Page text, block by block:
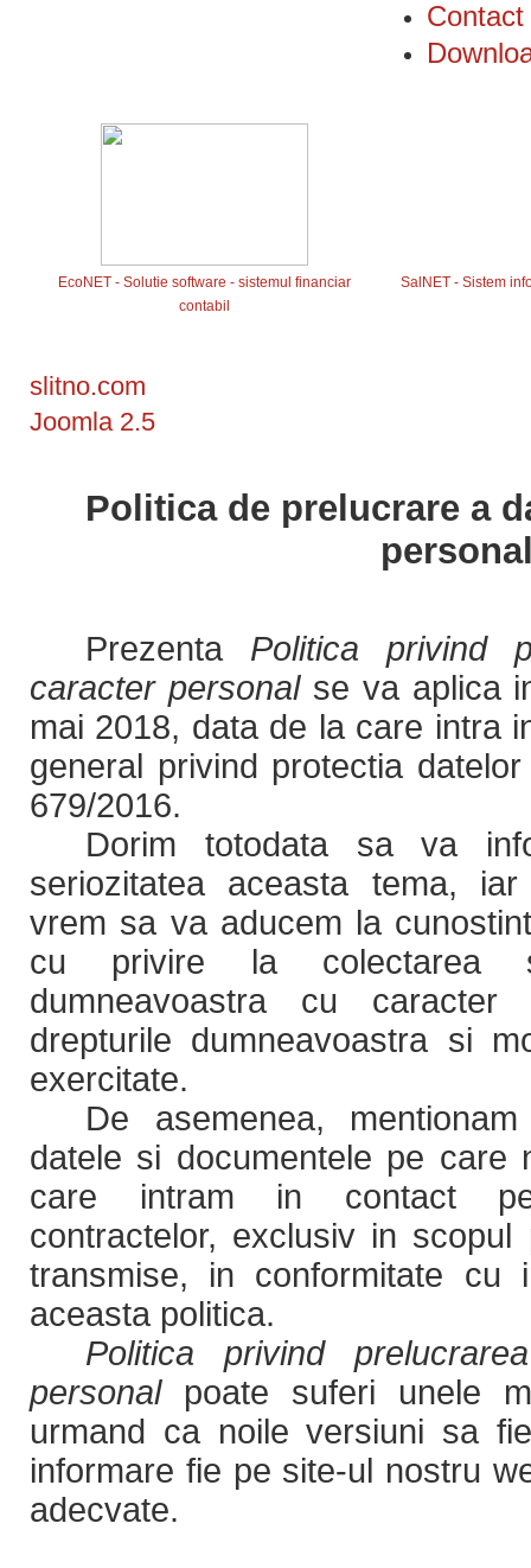
Contact
EcoNET - Solutie software - sistemul financiar
contabil
SalNET - Sistem
slitno.com
Joomla 2.5
Politica de prelucrare a
Prezenta Politica privind
caracter personalse va aplica
mai 2018, data de la care intra
general privind protectia
679/2016.
Dorim totodata sa va
seriozitatea aceasta tema,
vrem sa va aducem la
cu privire la colectarea
dumneavoastra cu
drepturile dumneavoastra si
exercitate.
De asemenea,
datele si documentele pe care
care intram in contact
contractelor, exclusiv in
transmise, in conformitate cu
aceasta politica.
Politica privind
personalpoate suferi unele
urmand ca noile versiuni sa
informare fie pe site-ul nostru
adecvate.